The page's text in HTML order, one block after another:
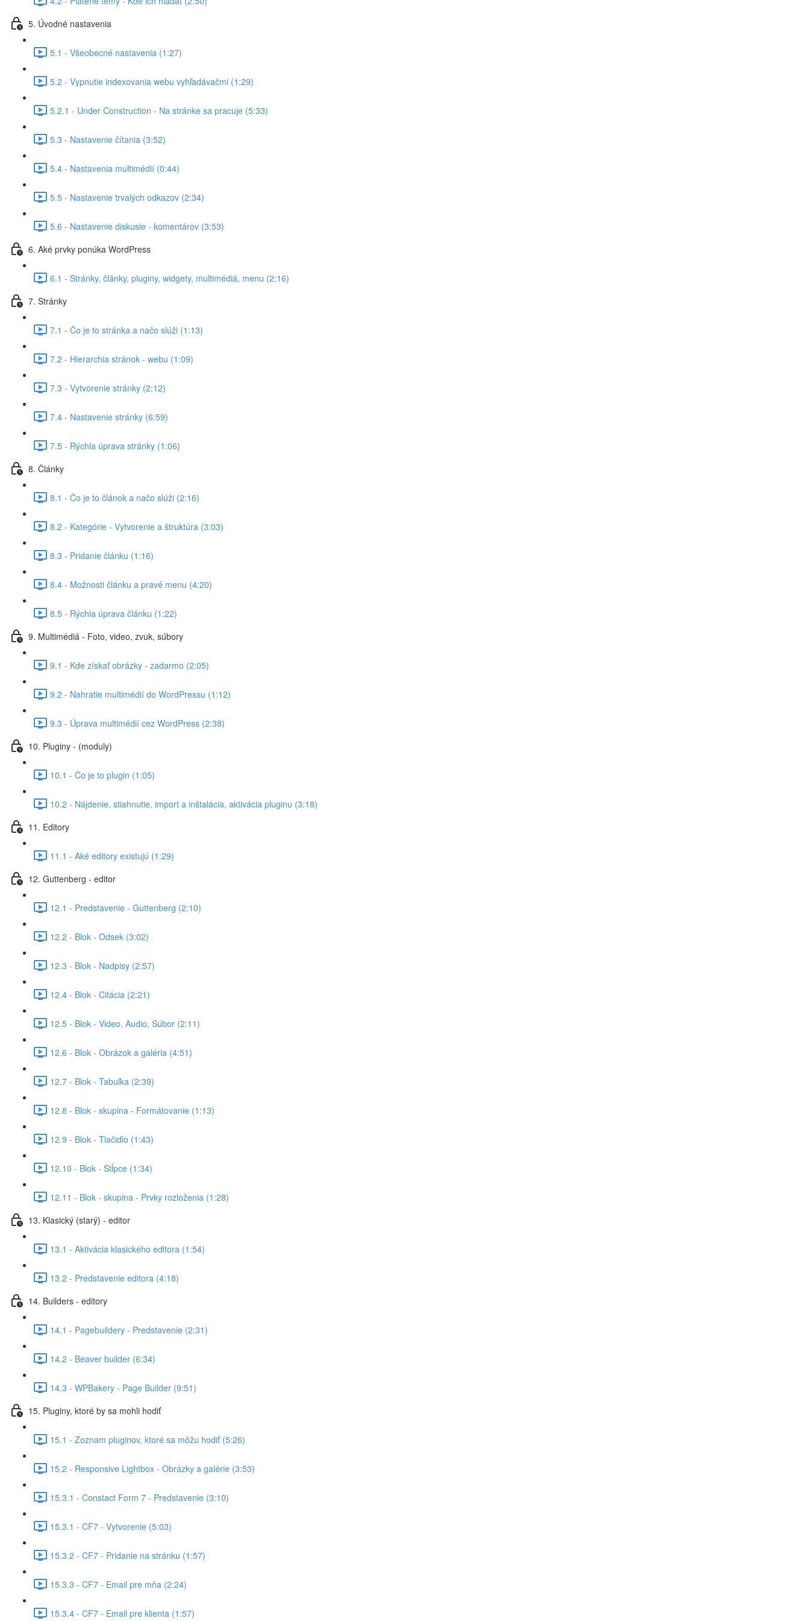
5. Úvodné nastavenia
5.1 - Všeobecné nastavenia (1:27)
5.2 - Vypnutie indexovania webu vyhľadávačmi (1:29)
5.2.1 - Under Construction - Na stránke sa pracuje (5:33)
5.3 - Nastavenie čítania (3:52)
5.4 - Nastavenia multimédií (0:44)
5.5 - Nastavenie trvalých odkazov (2:34)
5.6 - Nastavenie diskusie - komentárov (3:53)
6. Aké prvky ponúka WordPress
6.1 - Stránky, články, pluginy, widgety, multimédiá, menu (2:16)
7. Stránky
7.1 - Čo je to stránka a načo slúži (1:13)
7.2 - Hierarchia stránok - webu (1:09)
7.3 - Vytvorenie stránky (2:12)
7.4 - Nastavenie stránky (6:59)
7.5 - Rýchla úprava stránky (1:06)
8. Články
8.1 - Čo je to článok a načo slúži (2:16)
8.2 - Kategórie - Vytvorenie a štruktúra (3:03)
8.3 - Pridanie článku (1:16)
8.4 - Možnosti článku a pravé menu (4:20)
8.5 - Rýchla úprava článku (1:22)
9. Multimédiá - Foto, video, zvuk, súbory
9.1 - Kde získať obrázky - zadarmo (2:05)
9.2 - Nahratie multimédií do WordPressu (1:12)
9.3 - Úprava multimédií cez WordPress (2:38)
10. Pluginy - (moduly)
10.1 - Čo je to plugin (1:05)
10.2 - Nájdenie, stiahnutie, import a inštalácia, aktivácia pluginu (3:18)
11. Editory
11.1 - Aké editory existujú (1:29)
12. Guttenberg - editor
12.1 - Predstavenie - Guttenberg (2:10)
12.2 - Blok - Odsek (3:02)
12.3 - Blok - Nadpisy (2:57)
12.4 - Blok - Citácia (2:21)
12.5 - Blok - Video, Audio, Súbor (2:11)
12.6 - Blok - Obrázok a galéria (4:51)
12.7 - Blok - Tabuľka (2:39)
12.8 - Blok - skupina - Formátovanie (1:13)
12.9 - Blok - Tlačidlo (1:43)
12.10 - Blok - Stĺpce (1:34)
12.11 - Blok - skupina - Prvky rozloženia (1:28)
13. Klasický (starý) - editor
13.1 - Aktivácia klasického editora (1:54)
13.2 - Predstavenie editora (4:18)
14. Builders - editory
14.1 - Pagebuildery - Predstavenie (2:31)
14.2 - Beaver builder (6:34)
14.3 - WPBakery - Page Builder (9:51)
15. Pluginy, ktoré by sa mohli hodiť
15.1 - Zoznam pluginov, ktoré sa môžu hodiť (5:26)
15.2 - Responsive Lightbox - Obrázky a galérie (3:53)
15.3.1 - Constact Form 7 - Predstavenie (3:10)
15.3.1 - CF7 - Vytvorenie (5:03)
15.3.2 - CF7 - Pridanie na stránku (1:57)
15.3.3 - CF7 - Email pre mňa (2:24)
15.3.4 - CF7 - Email pre klienta (1:57)